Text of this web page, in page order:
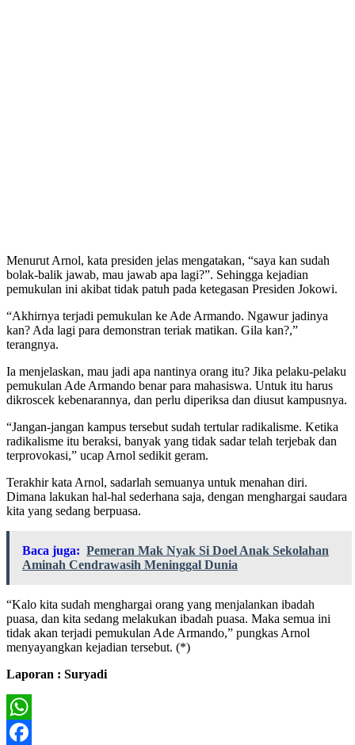
Menurut Arnol, kata presiden jelas mengatakan, “saya kan sudah
bolak-balik jawab, mau jawab apa lagi?”. Sehingga kejadian
pemukulan ini akibat tidak patuh pada ketegasan Presiden Jokowi.
“Akhirnya terjadi pemukulan ke Ade Armando. Ngawur jadinya
kan? Ada lagi para demonstran teriak matikan. Gila kan?,”
terangnya.
Ia menjelaskan, mau jadi apa nantinya orang itu? Jika pelaku-pelaku
pemukulan Ade Armando benar para mahasiswa. Untuk itu harus
dikroscek kebenarannya, dan perlu diperiksa dan diusut kampusnya.
“Jangan-jangan kampus tersebut sudah tertular radikalisme. Ketika
radikalisme itu beraksi, banyak yang tidak sadar telah terjebak dan
terprovokasi,” ucap Arnol sedikit geram.
Terakhir kata Arnol, sadarlah semuanya untuk menahan diri.
Dimana lakukan hal-hal sederhana saja, dengan menghargai saudara
kita yang sedang berpuasa.
Baca juga: Pemeran Mak Nyak Si Doel Anak Sekolahan
Aminah Cendrawasih Meninggal Dunia
“Kalo kita sudah menghargai orang yang menjalankan ibadah
puasa, dan kita sedang melakukan ibadah puasa. Maka semua ini
tidak akan terjadi pemukulan Ade Armando,” pungkas Arnol
menyayangkan kejadian tersebut. (*)
Laporan : Suryadi
WhatsApp